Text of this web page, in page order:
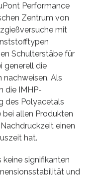
Performance
Zentrum von
mit
Schulterstäbe für
generell die
Als
die IMHP-
des Polyacetals
allen Produkten
einen
hat.
signifikanten
und